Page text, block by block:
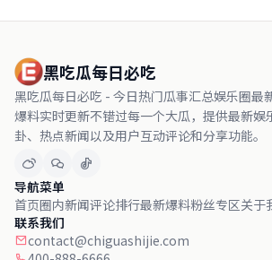
黑吃瓜每日必吃
黑吃瓜每日必吃 - 今日热门瓜事汇总娱乐圈最
爆料实时更新不错过每一个大瓜，提供最新娱
卦、热点新闻以及用户互动评论和分享功能。
导航菜单
首页圈内新闻评论排行最新爆料粉丝专区关于
联系我们
contact@chiguashijie.com